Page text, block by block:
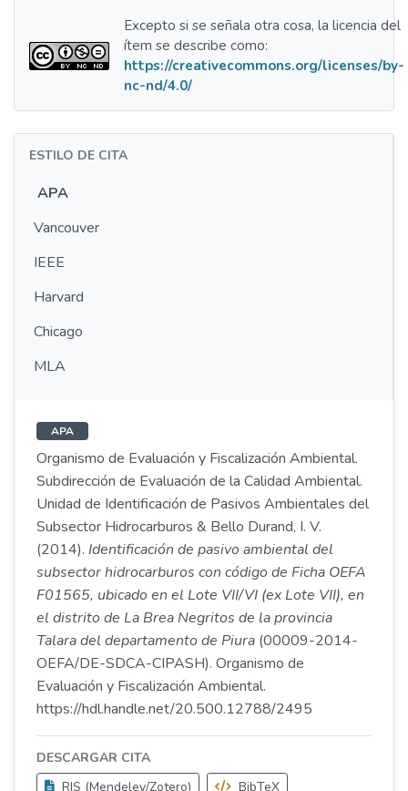
Excepto si se señala otra cosa, la licencia del
ítem se describe como:
https://creativecommons.org/licenses/by-
nc-nd/4.0/
ESTILO DE CITA
APA
Vancouver
IEEE
Harvard
Chicago
MLA
APA
Organismo de Evaluación y Fiscalización Ambiental.
Subdirección de Evaluación de la Calidad Ambiental.
Unidad de Identificación de Pasivos Ambientales del
Subsector Hidrocarburos & Bello Durand, I. V.
(2014). Identificación de pasivo ambiental del
subsector hidrocarburos con código de Ficha OEFA
F01565, ubicado en el Lote VII/VI (ex Lote VII), en
el distrito de La Brea Negritos de la provincia
Talara del departamento de Piura (00009-2014-
OEFA/DE-SDCA-CIPASH). Organismo de
Evaluación y Fiscalización Ambiental.
https://hdl.handle.net/20.500.12788/2495
DESCARGAR CITA
RIS (Mendeley/Zotero)
BibTeX